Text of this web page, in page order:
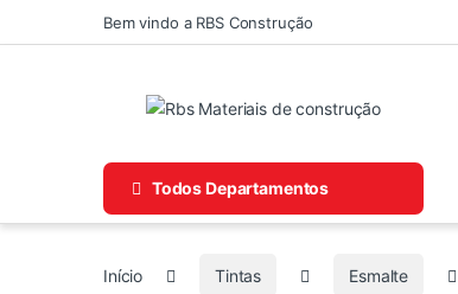
Skip to navigation
Skip to contentBem vindo a RBS Construção
Todos Departamentos
Início Tintas Esmalte